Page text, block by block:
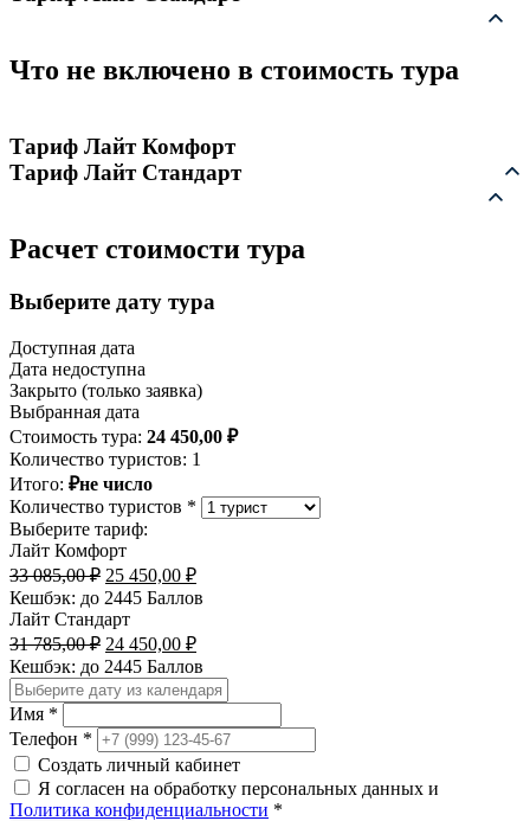
Что не включено в стоимость тура
Тариф Лайт Комфорт
Тариф Лайт Стандарт
Расчет стоимости тура
Выберите дату тура
Доступная дата
Дата недоступна
Закрыто (только заявка)
Выбранная дата
Стоимость тура: 24 450,00 ₽
Количество туристов: 1
Итого: ₽не число
Количество туристов *
Выберите тариф:
Лайт Комфорт
33 085,00₽ Первоначальная
цена
составляла
33
085,00 ₽.
25 450,00 ₽Текущая
цена:
450,00 ₽.
Кешбэк: до 2445 Баллов
Лайт Стандарт
31 785,00₽ Первоначальная
цена
составляла
31
785,00 ₽.
24 450,00 ₽Текущая
цена:
24
450,00 ₽.
Кешбэк: до 2445 Баллов
Имя *
Телефон *
Создать личный кабинет
Я согласен на обработку персональных данных и
Политика конфиденциальности *